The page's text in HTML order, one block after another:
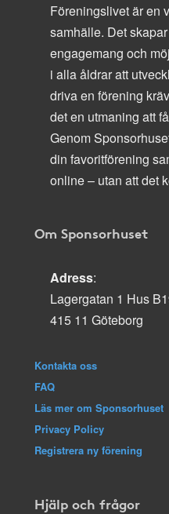
Föreningslivet är en
samhälle. Det
engagemang och
i alla åldrar att
driva en förening
det en utmaning att
Genom
din favoritförening
online – utan att det
Om Sponsorhuset
Adress:
Lagergatan 1 Hus
415 11 Göteborg
Kontakta oss
FAQ
Läs mer om Sponsorhuset
Privacy Policy
Registrera ny förening
Hjälp och frågor